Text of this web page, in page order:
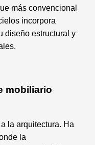
más convencional
incorpora
diseño estructural y
mobiliario
la arquitectura. Ha
la